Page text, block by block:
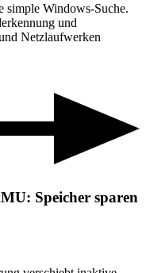
simple Windows-Suche.
und
Netzlaufwerken
Speicher sparen